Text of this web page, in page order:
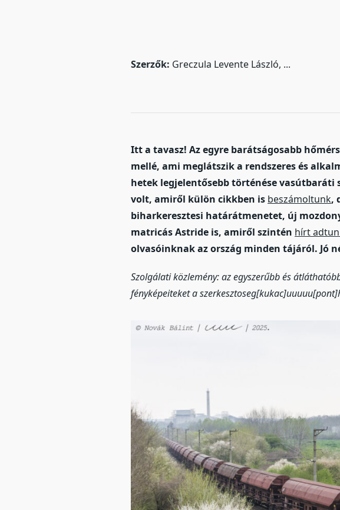
Szerzők: Greczula Levente László ...
Itt a tavasz! Az egyre barátságosabb
mellé, ami meglátszik a rendszeres és
hetek legjelentősebb történése
volt, amiről külön cikkben is beszámoltunk,
biharkeresztesi határátmenetet, új
matricás Astride is, amiről szintén hírt
olvasóinknak az ország minden tájáról. Jó
Szolgálati közlemény: az egyszerűbb és
fényképeiteket a